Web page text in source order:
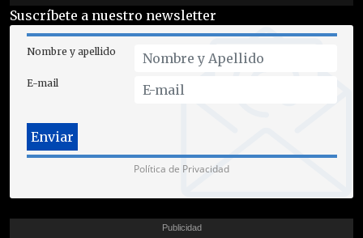
Suscríbete a nuestro newsletter
Nombre y apellido
E-mail
Política de Privacidad